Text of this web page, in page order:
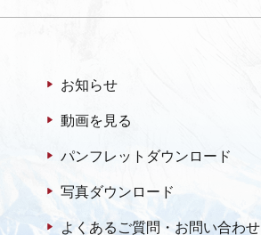
お知らせ
動画を見る
パンフレットダウンロード
写真ダウンロード
よくあるご質問・お問い合わせ